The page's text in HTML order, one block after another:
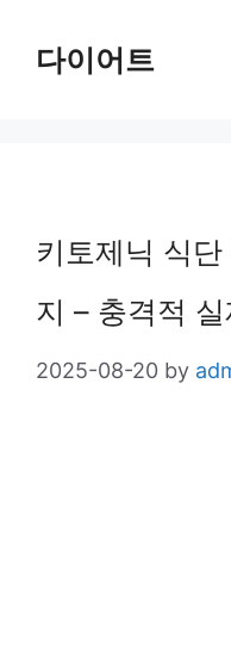
다이어트
키토제닉 식
지 – 충격적
2025-08-20 by